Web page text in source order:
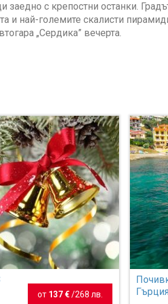
с крепостни останки.
и най-големите скалисти
„Сердика” вечерта.
от 137 € /268 лв.